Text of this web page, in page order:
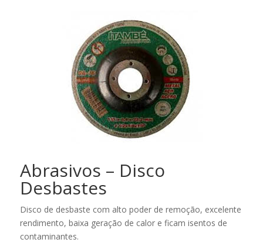
Abrasivos – Disco
Desbastes
Disco de desbaste com alto poder de remoção, excelente
rendimento, baixa geração de calor e ficam isentos de
contaminantes.